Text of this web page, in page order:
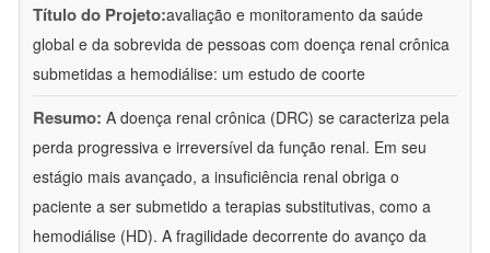
Título do Projeto:avaliação e monitoramento da saúde
global e da sobrevida de pessoas com doença renal crônica
submetidas a hemodiálise: um estudo de coorte
Resumo: A doença renal crônica (DRC) se caracteriza pela
perda progressiva e irreversível da função renal. Em seu
estágio mais avançado, a insuficiência renal obriga o
paciente a ser submetido a terapias substitutivas, como a
hemodiálise (HD). A fragilidade decorrente do avanço da